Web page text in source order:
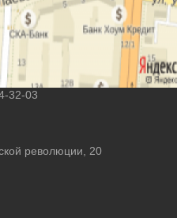
32-03
революции, 20